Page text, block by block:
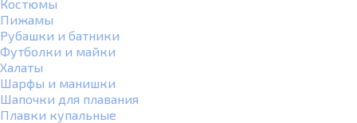
Костюмы
Пижамы
Рубашки и батники
Футболки и майки
Халаты
Шарфы и манишки
Шапочки для плавания
Плавки купальные